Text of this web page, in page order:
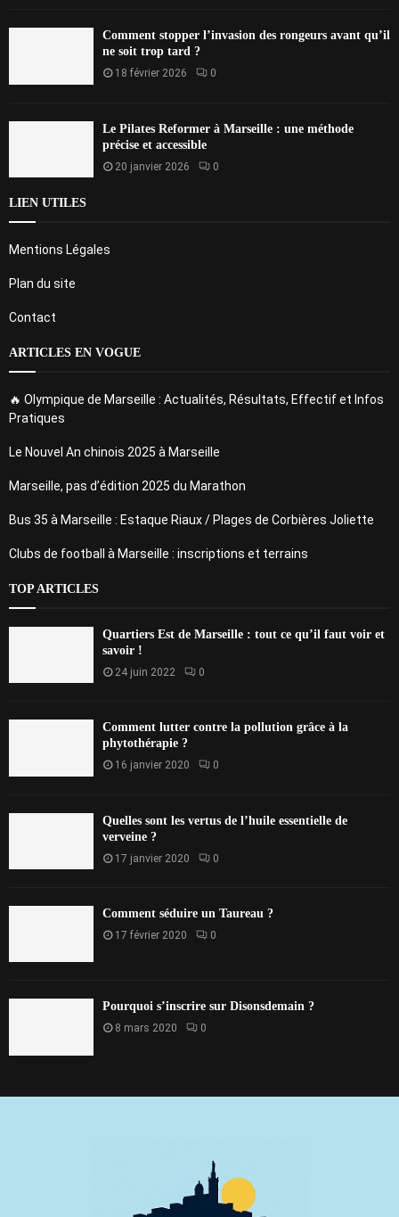
Comment stopper l’invasion des rongeurs avant qu’il
ne soit trop tard ?
18 février 2026 0
Le Pilates Reformer à Marseille : une méthode
précise et accessible
20 janvier 2026 0
LIEN UTILES
Mentions Légales
Plan du site
Contact
ARTICLES EN VOGUE
🔥 Olympique de Marseille : Actualités, Résultats, Effectif et Infos
Pratiques
Le Nouvel An chinois 2025 à Marseille
Marseille, pas d’édition 2025 du Marathon
Bus 35 à Marseille : Estaque Riaux / Plages de Corbières Joliette
Clubs de football à Marseille : inscriptions et terrains
TOP ARTICLES
Quartiers Est de Marseille : tout ce qu’il faut voir et
savoir !
24 juin 2022 0
Comment lutter contre la pollution grâce à la
phytothérapie ?
16 janvier 2020 0
Quelles sont les vertus de l’huile essentielle de
verveine ?
17 janvier 2020 0
Comment séduire un Taureau ?
17 février 2020 0
Pourquoi s’inscrire sur Disonsdemain ?
8 mars 2020 0